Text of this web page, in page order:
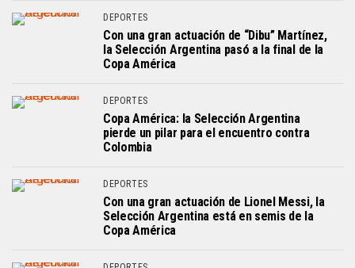
DEPORTES
Con una gran actuación de “Dibu” Martínez,
la Selección Argentina pasó a la final de la
Copa América
DEPORTES
Copa América: la Selección Argentina
pierde un pilar para el encuentro contra
Colombia
DEPORTES
Con una gran actuación de Lionel Messi, la
Selección Argentina está en semis de la
Copa América